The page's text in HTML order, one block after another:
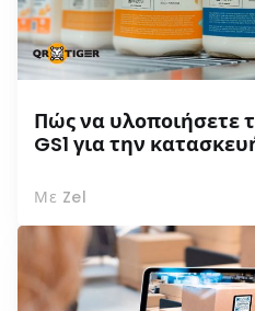
Πώς να υλοποιήσετε
GS1 για την
Με Zel